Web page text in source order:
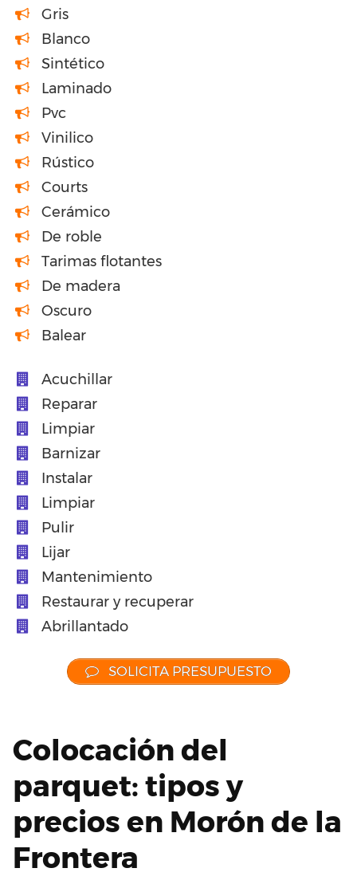
Gris
Blanco
Sintético
Laminado
Pvc
Vinilico
Rústico
Courts
Cerámico
De roble
Tarimas flotantes
De madera
Oscuro
Balear
Acuchillar
Reparar
Limpiar
Barnizar
Instalar
Limpiar
Pulir
Lijar
Mantenimiento
Restaurar y recuperar
Abrillantado
SOLICITA PRESUPUESTO
Colocación del
parquet: tipos y
precios en Morón de la
Frontera